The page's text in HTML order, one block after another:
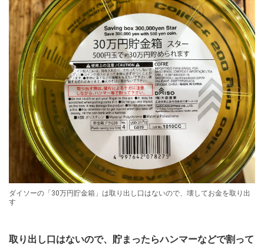
ダイソーの「30万円貯金箱」は取り出し口はないので、壊してお金を取り出
す
取り出し口はないので、貯まったらハンマーなどで割って